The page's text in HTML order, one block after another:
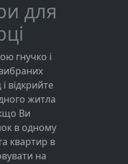
для
гнучко і
відкрийте
житла
Ви
в одному
квартир в
на